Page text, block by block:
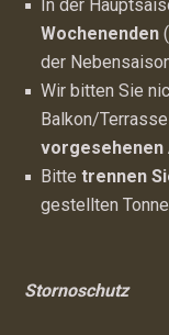
In der
Wochenenden
der
Wir bitten Sie
Balkon/
vorgesehenen
Bittetrennen
gestellten
Stornoschutz